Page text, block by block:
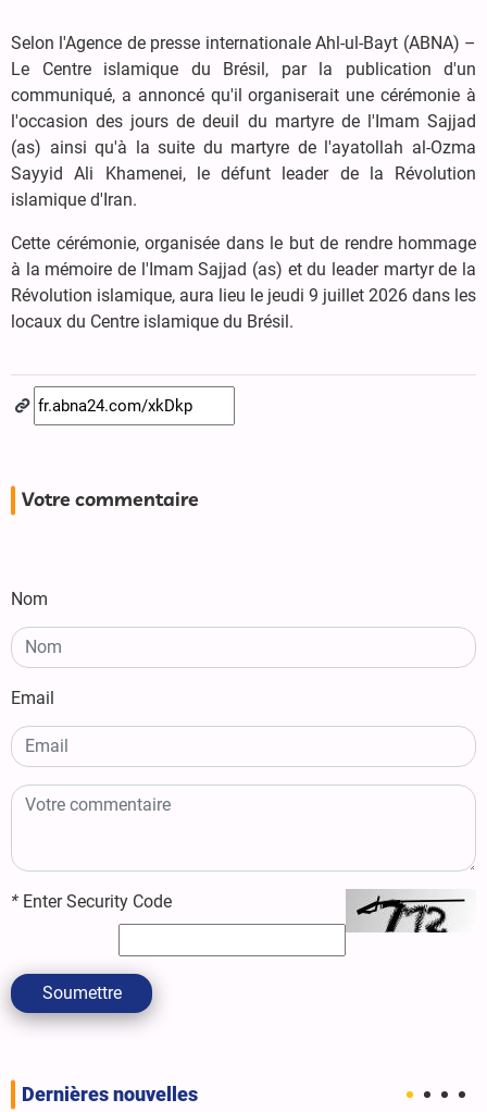
Selon l'Agence de presse internationale Ahl-ul-Bayt (ABNA) –
Le Centre islamique du Brésil, par la publication d'un
communiqué, a annoncé qu'il organiserait une cérémonie à
l'occasion des jours de deuil du martyre de l'Imam Sajjad
(as) ainsi qu'à la suite du martyre de l'ayatollah al-Ozma
Sayyid Ali Khamenei, le défunt leader de la Révolution
islamique d'Iran.
Cette cérémonie, organisée dans le but de rendre hommage
à la mémoire de l'Imam Sajjad (as) et du leader martyr de la
Révolution islamique, aura lieu le jeudi 9 juillet 2026 dans les
locaux du Centre islamique du Brésil.
Votre commentaire
Nom
Email
* Enter Security Code
Soumettre
Dernières nouvelles